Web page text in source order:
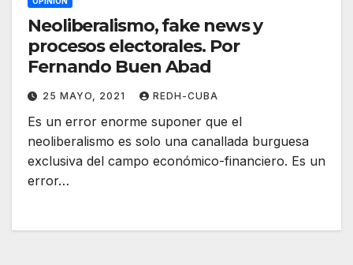
Neoliberalismo, fake news y
procesos electorales. Por
Fernando Buen Abad
25 MAYO, 2021 REDH-CUBA
Es un error enorme suponer que el
neoliberalismo es solo una canallada burguesa
exclusiva del campo económico-financiero. Es un
error…